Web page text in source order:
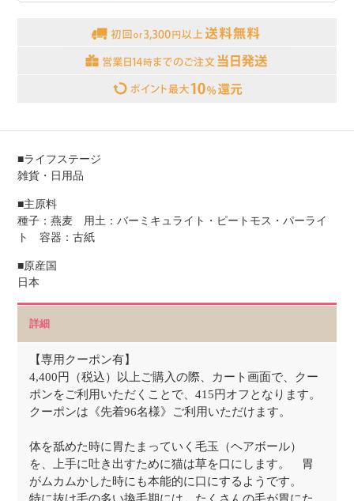
■ライフステージ
雑貨・日用品
■主原料
種子：燕麦 用土：バーミキュライト・ピートモス・パーライ
ト 容器：古紙
■原産国
日本
詳細
【専用クーポン有】
4,400円（税込）以上ご購入の際、カート画面で、クー
ポンをご利用いただくことで、415円オフとなります。
クーポンは《先着96名様》ご利用いただけます。
体を舐めた時に胃たまっていく毛玉（ヘアボール）
を、上手に吐き出すために猫は草を口にします。 胃
がムカムかした時にも本能的に口にするようです。